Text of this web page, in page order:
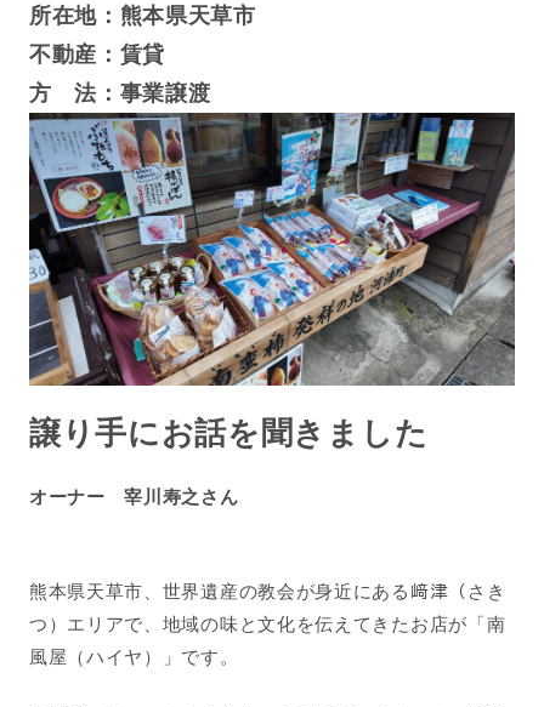
所在地：熊本県天草市
不動産：賃貸
方 法：事業譲渡
譲り手にお話を聞きました
オーナー 宰川寿之さん
熊本県天草市、世界遺産の教会が身近にある﨑津（さき
つ）エリアで、地域の味と文化を伝えてきたお店が「南
風屋（ハイヤ）」です。